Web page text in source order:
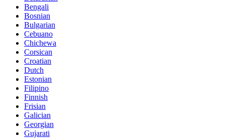
Bengali
Bosnian
Bulgarian
Cebuano
Chichewa
Corsican
Croatian
Dutch
Estonian
Filipino
Finnish
Frisian
Galician
Georgian
Gujarati